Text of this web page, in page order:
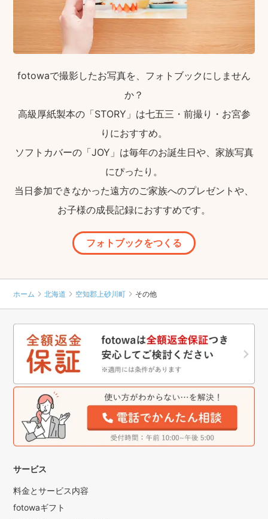
fotowaで撮影したお写真を、フォトブックにしません
か？
高級厚紙製本の「STORY」は七五三・前撮り・お宮参
りにおすすめ。
ソフトカバーの「JOY」は毎年のお誕生日や、家族写真
にぴったり。
当日参加できなかった遠方のご家族へのプレゼントや、
お子様の成長記録におすすめです。
フォトブックをつくる
ホーム 北海道 空知郡上砂川町 その他
サービス
料金とサービス内容
fotowaギフト